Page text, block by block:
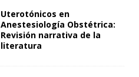
Uterotónicos en
Anestesiología Obstétrica:
Revisión narrativa de la
literatura